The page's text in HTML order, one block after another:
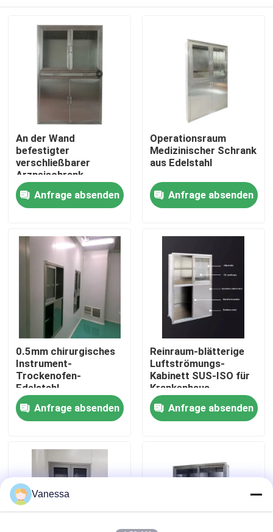
Haus
Über uns
Fabrik-Ausflug
Qualitätskontrolle
Treten Sie mit uns in Verbindung
Nachrichten
Fälle
Modularer Operationssaal
An der Wand
befestigter
verschließbarer
Arzneischrank
Anfrage absenden
Operationsraum
Medizinischer Schrank
aus Edelstahl
Anfrage absenden
0.5mm chirurgisches
Instrument-
Trockenofen-
Edelstahl-
Krankenhaus-Möbel
Anfrage absenden
Reinraum-blätterige
Luftströmungs-
Kabinett SUS-ISO für
Krankenhaus
Anfrage absenden
Vanessa